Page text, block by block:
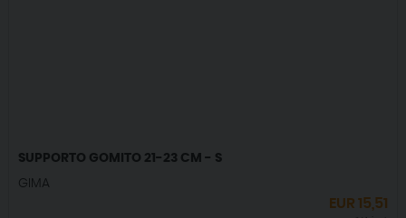
SUPPORTO GOMITO 21-23 CM - S
GIMA
EUR15,51